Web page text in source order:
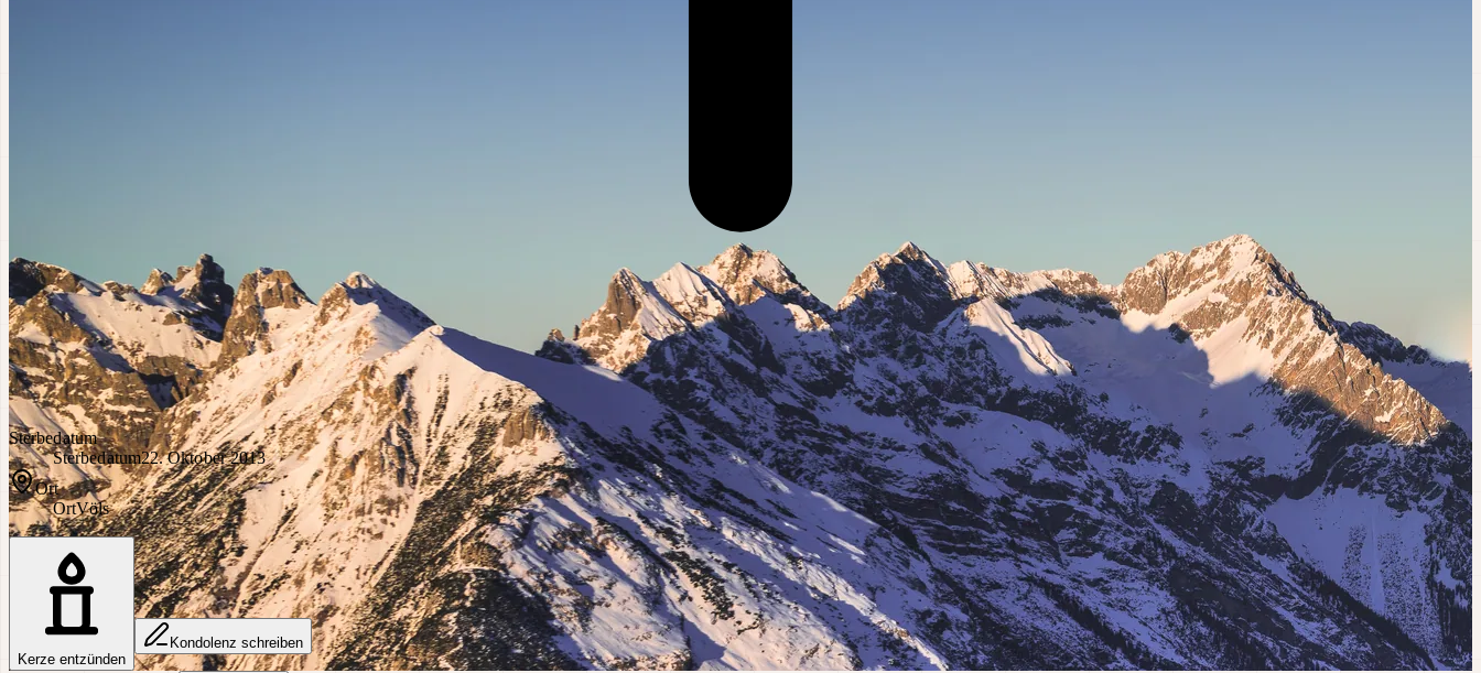
Sterbedatum
Sterbedatum22. Oktober 2013
Ort
OrtVöls
Kerze entzünden
Kondolenz schreiben